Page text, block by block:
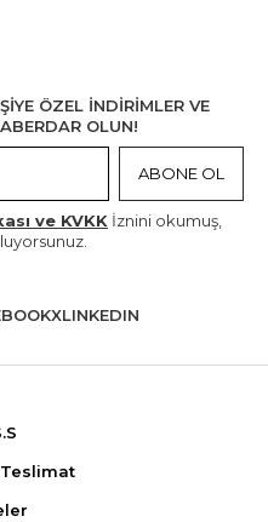
ÖZEL İNDİRİMLER VE
OLUN!
ABONE OL
ve KVKK İznini okumuş,
XLINKEDIN